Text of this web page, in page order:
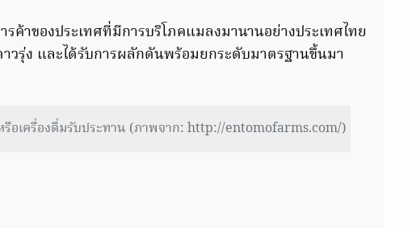
ค้าของประเทศที่มีการบริโภคแมลงมานานอย่างประเทศไทย
วรุ่ง และได้รับการผลักดันพร้อมยกระดับมาตรฐานขึ้นมา
อเครื่องดื่มรับประทาน (ภาพจาก: http://entomofarms.com/)